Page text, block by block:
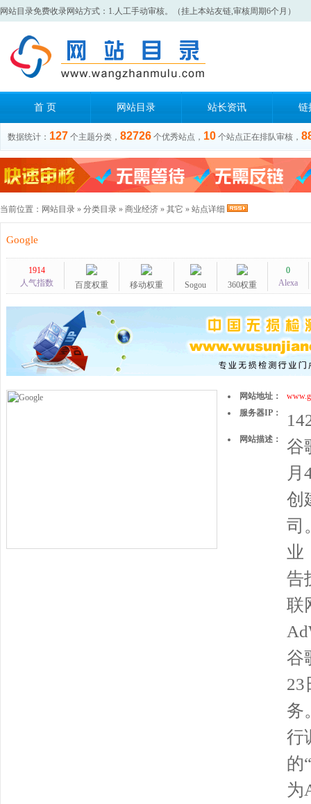
网站目录免费收录网站方式：1.人工手动审核。（挂上本站友链,审核周期6个月）
首 页 网站目录 站长资讯 链
数据统计： 127 个主题分类， 82726 个优秀站点， 10 个站点正在排队审核，
当前位置： 网站目录 » 分类目录 » 商业经济 » 其它 » 站点详细
Google
1914
人气指数
百度权重 移动权重 Sogou 360权重
0
Alexa
网站地址：
服务器IP：
网站描述：
谷
月
创
司
业
告
联
谷
23
务
行
的
为